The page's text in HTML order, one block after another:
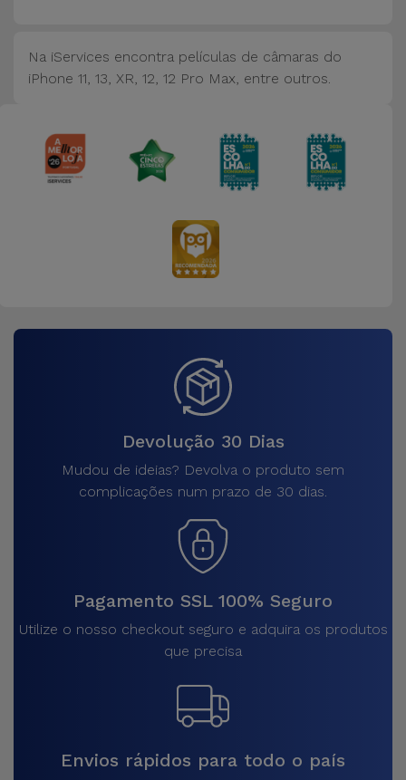
Acessórios
de
Acessórios
iPad e
Tablet
Na iServices encontra películas de câmaras do
iPhone 11, 13, XR, 12, 12 Pro Max, entre outros.
Devolução 30 Dias
Mudou de ideias? Devolva o produto sem
complicações num prazo de 30 dias.
Pagamento SSL 100% Seguro
Utilize o nosso checkout seguro e adquira os produtos
que precisa
Envios rápidos para todo o país